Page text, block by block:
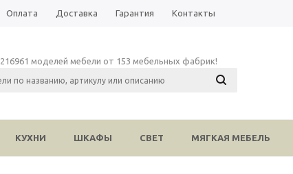
Оплата Доставка Гарантия Контакты
моделей мебели от 153 мебельных фабрик!
КУХНИ ШКАФЫ СВЕТ МЯГКАЯ МЕБЕЛЬ